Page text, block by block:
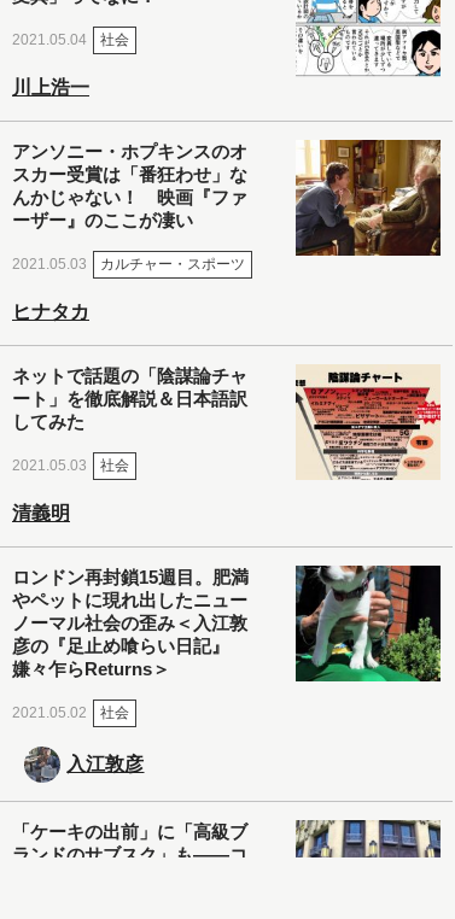
2021.05.04 社会
川上浩一
アンソニー・ホプキンスのオ
スカー受賞は「番狂わせ」な
んかじゃない！ 映画『ファ
ーザー』のここが凄い
2021.05.03 カルチャー・スポーツ
ヒナタカ
ネットで話題の「陰謀論チャ
ート」を徹底解説＆日本語訳
してみた
2021.05.03 社会
清義明
ロンドン再封鎖15週目。肥満
やペットに現れ出したニュー
ノーマル社会の歪み＜入江敦
彦の『足止め喰らい日記』
嫌々乍らReturns＞
2021.05.02 社会
入江敦彦
「ケーキの出前」に「高級ブ
ランドのサブスク」も――コ